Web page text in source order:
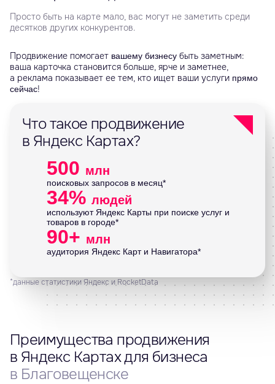
Что такое продвижение
в Яндекс Картах?
500 млн
поисковых запросов в месяц*
34% людей
используют Яндекс Карты при поиске услуг и
товаров в городе*
90+ млн
аудитория Яндекс Карт и Навигатора*
*данные статистики Яндекс и RocketData
Просто быть на карте мало, вас могут не заметить среди
десятков других конкурентов.
Продвижение помогает вашему бизнесу быть заметным:
ваша карточка становится больше, ярче и заметнее,
а реклама показывает ее тем, кто ищет ваши услуги прямо
сейчас!
Преимущества продвижения
в Яндекс Картах для бизнеса
в Благовещенске